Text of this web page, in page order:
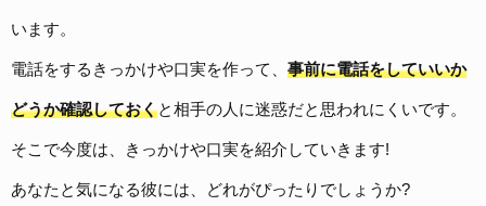
います。
電話をするきっかけや口実を作って、 事前に電話をしていいか
どうか確認しておくと相手の人に迷惑だと思われにくいです。
そこで今度は、きっかけや口実を紹介していきます!
あなたと気になる彼には、どれがぴったりでしょうか?